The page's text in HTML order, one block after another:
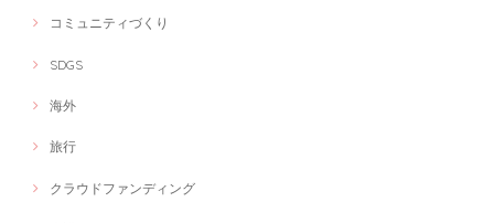
コミュニティづくり
SDGS
海外
旅行
クラウドファンディング